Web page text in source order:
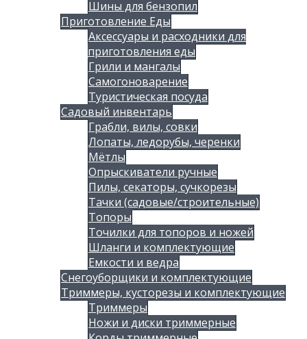
Шины для бензопил
Приготовление Еды
Аксессуары и расходники для
приготовления еды
Грили и мангалы
Самогоноварение
Туристическая посуда
Садовый инвентарь
Грабли, вилы, совки
Лопаты, ледорубы, черенки
Мётлы
Опрыскиватели ручные
Пилы, секаторы, сучкорезы
Тачки (садовые/строительные)
Топоры
Точилки для топоров и ножей
Шланги и комплектующие
Емкости и ведра
Снегоуборщики и комплектующие
Триммеры, кусторезы и комплектующие
Триммеры
Ножи и диски триммерные